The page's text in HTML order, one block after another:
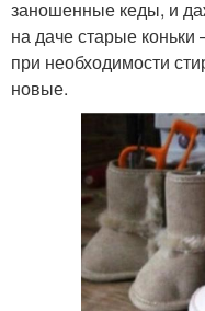
заношенные кеды, и
на даче старые
при необходимости
новые.